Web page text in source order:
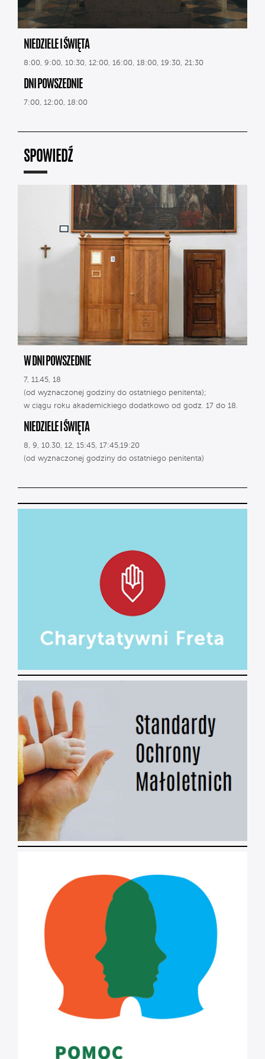
NIEDZIELE I ŚWIĘTA
8:00, 9:00, 10:30, 12:00, 16:00, 18:00, 19:30, 21:30
DNI POWSZEDNIE
7:00, 12:00, 18:00
SPOWIEDŹ
W DNI POWSZEDNIE
7, 11.45, 18
(od wyznaczonej godziny do ostatniego penitenta);
w ciągu roku akademickiego dodatkowo od godz. 17 do 18.
NIEDZIELE I ŚWIĘTA
8, 9, 10.30, 12, 15:45, 17:45,19:20
(od wyznaczonej godziny do ostatniego penitenta)